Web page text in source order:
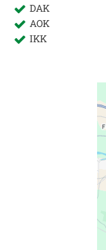
DAK
AOK
IKK